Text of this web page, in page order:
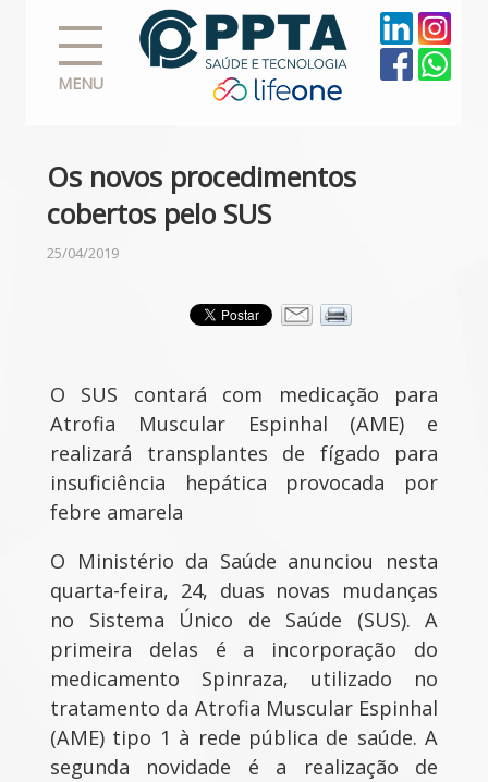
MENU
Os novos procedimentos
cobertos pelo SUS
25/04/2019
O SUS contará com medicação para
Atrofia Muscular Espinhal (AME) e
realizará transplantes de fígado para
insuficiência hepática provocada por
febre amarela
O Ministério da Saúde anunciou nesta
quarta-feira, 24, duas novas mudanças
no Sistema Único de Saúde (SUS). A
primeira delas é a incorporação do
medicamento Spinraza, utilizado no
tratamento da Atrofia Muscular Espinhal
(AME) tipo 1 à rede pública de saúde. A
segunda novidade é a realização de